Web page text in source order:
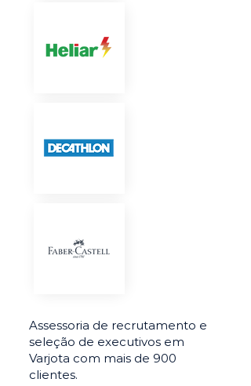
Assessoria de recrutamento e
seleção de executivos em
Varjota com mais de 900
clientes.